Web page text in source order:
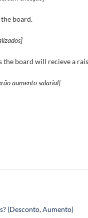
board.
the board will recieve a
aumento salarial]
(Desconto, Aumento)